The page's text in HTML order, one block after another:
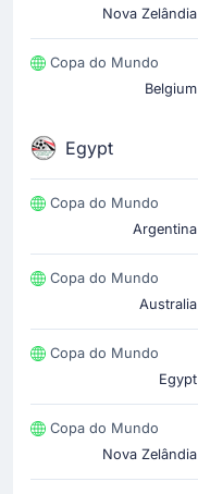
Nova Zelândia
Copa do Mundo
Belgium
Egypt
Copa do Mundo
Argentina
Copa do Mundo
Australia
Copa do Mundo
Egypt
Copa do Mundo
Nova Zelândia